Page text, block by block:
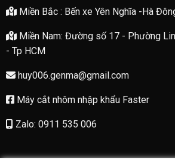
Miền Bắc : Bến xe Yên Nghĩa -Hà
Miền Nam: Đường số 17 - Phường
- Tp HCM
huy006.genma@gmail.com
Máy cắt nhôm nhập khẩu Faster
Zalo: 0911 535 006